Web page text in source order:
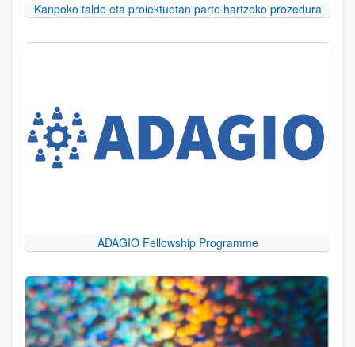
Kanpoko talde eta proiektuetan parte hartzeko prozedura
ADAGIO Fellowship Programme